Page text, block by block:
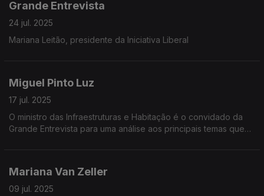
Grande Entrevista
24 jul. 2025
Mariana Leitão, presidente da Iniciativa Liberal
Miguel Pinto Luz
17 jul. 2025
O ministro das Infraestruturas e Habitação é o convidado da
Grande Entrevista para uma análise aos principais temas que
Mariana Van Zeller
09 jul. 2025